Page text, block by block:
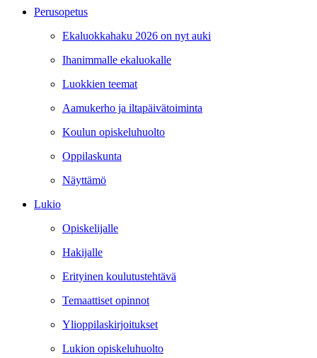
Perusopetus
Ekaluokkahaku 2026 on nyt auki
Ihanimmalle ekaluokalle
Luokkien teemat
Aamukerho ja iltapäivätoiminta
Koulun opiskeluhuolto
Oppilaskunta
Näyttämö
Lukio
Opiskelijalle
Hakijalle
Erityinen koulutustehtävä
Temaattiset opinnot
Ylioppilaskirjoitukset
Lukion opiskeluhuolto